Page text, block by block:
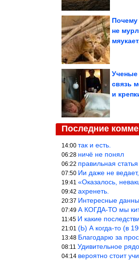
Почему
не
Ученые
связь
и
Последние
14:00 так и есть.
06:28 ничё не понял
06:22 правильная статья
07:50 Ии даже не ведает, как появилось
19:41 «Оказалось, невакцинированное
09:42 ахренеть.
20:37 Интересные данные. А по ДНК
07:49 А КОГДА-ТО мы
11:45 И какие последствия: для чего
21:01 (Ь) А когда-то (в 1967 году)
13:48 Благодарю за
08:11 Удивительное рядом. И сколько же
04:14 вероятно стоит учитывать также;